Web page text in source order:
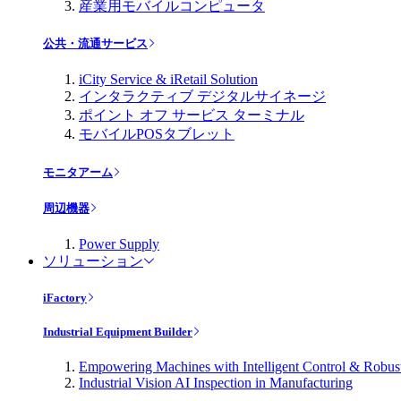
産業用モバイルコンピュータ
公共・流通サービス
iCity Service & iRetail Solution
インタラクティブ デジタルサイネージ
ポイント オフ サービス ターミナル
モバイルPOSタブレット
モニタアーム
周辺機器
Power Supply
ソリューション
iFactory
Industrial Equipment Builder
Empowering Machines with Intelligent Control &
Industrial Vision AI Inspection in Manufacturing